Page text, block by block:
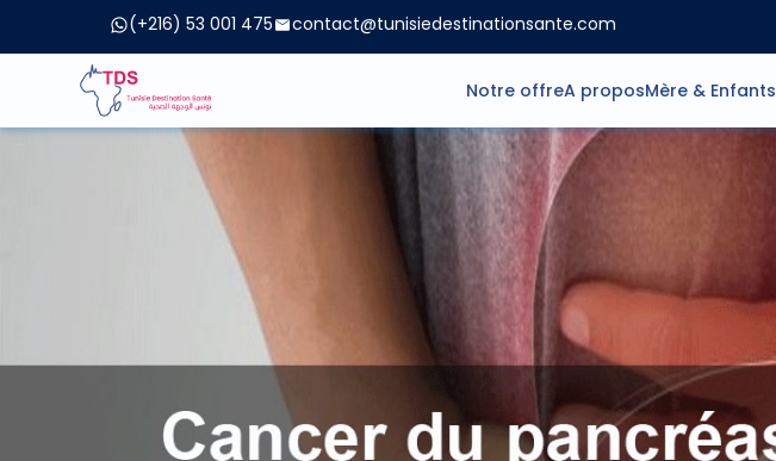
(+216) 53 001 475 contact@tunisiedestinationsante.com
Notre offreA proposMère & Enfants